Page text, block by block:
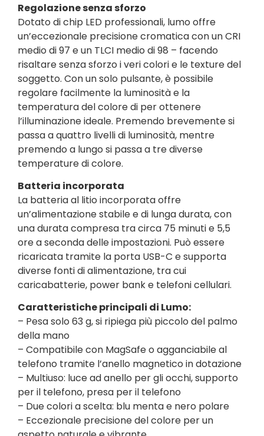
Regolazione senza sforzo
Dotato di chip LED professionali, lumo offre
un’eccezionale precisione cromatica con un CRI
medio di 97 e un TLCI medio di 98 – facendo
risaltare senza sforzo i veri colori e le texture del
soggetto. Con un solo pulsante, è possibile
regolare facilmente la luminosità e la
temperatura del colore di per ottenere
l’illuminazione ideale. Premendo brevemente si
passa a quattro livelli di luminosità, mentre
premendo a lungo si passa a tre diverse
temperature di colore.
Batteria incorporata
La batteria al litio incorporata offre
un’alimentazione stabile e di lunga durata, con
una durata compresa tra circa 75 minuti e 5,5
ore a seconda delle impostazioni. Può essere
ricaricata tramite la porta USB-C e supporta
diverse fonti di alimentazione, tra cui
caricabatterie, power bank e telefoni cellulari.
Caratteristiche principali di Lumo:
– Pesa solo 63 g, si ripiega più piccolo del palmo
della mano
– Compatibile con MagSafe o agganciabile al
telefono tramite l’anello magnetico in dotazione
– Multiuso: luce ad anello per gli occhi, supporto
per il telefono, presa per il telefono
– Due colori a scelta: blu menta e nero polare
– Eccezionale precisione del colore per un